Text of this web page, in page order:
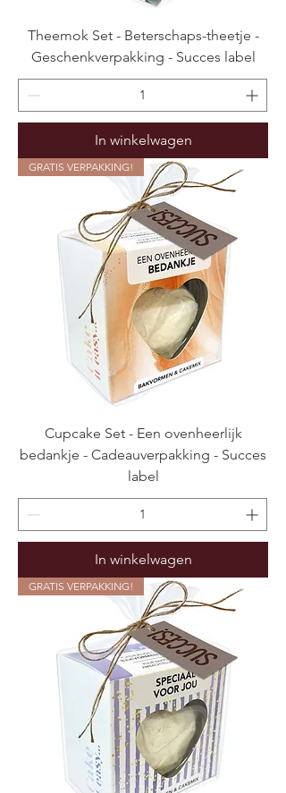
Theemok Set - Beterschaps-theetje -
Geschenkverpakking - Succes label
In winkelwagen
GRATIS VERPAKKING!
Cupcake Set - Een ovenheerlijk
bedankje - Cadeauverpakking - Succes
label
In winkelwagen
GRATIS VERPAKKING!